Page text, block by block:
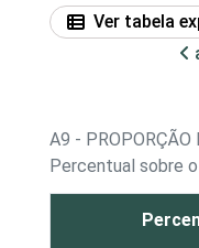
Ver tabela
A9 - PROPORÇÃO
Percentual sobre